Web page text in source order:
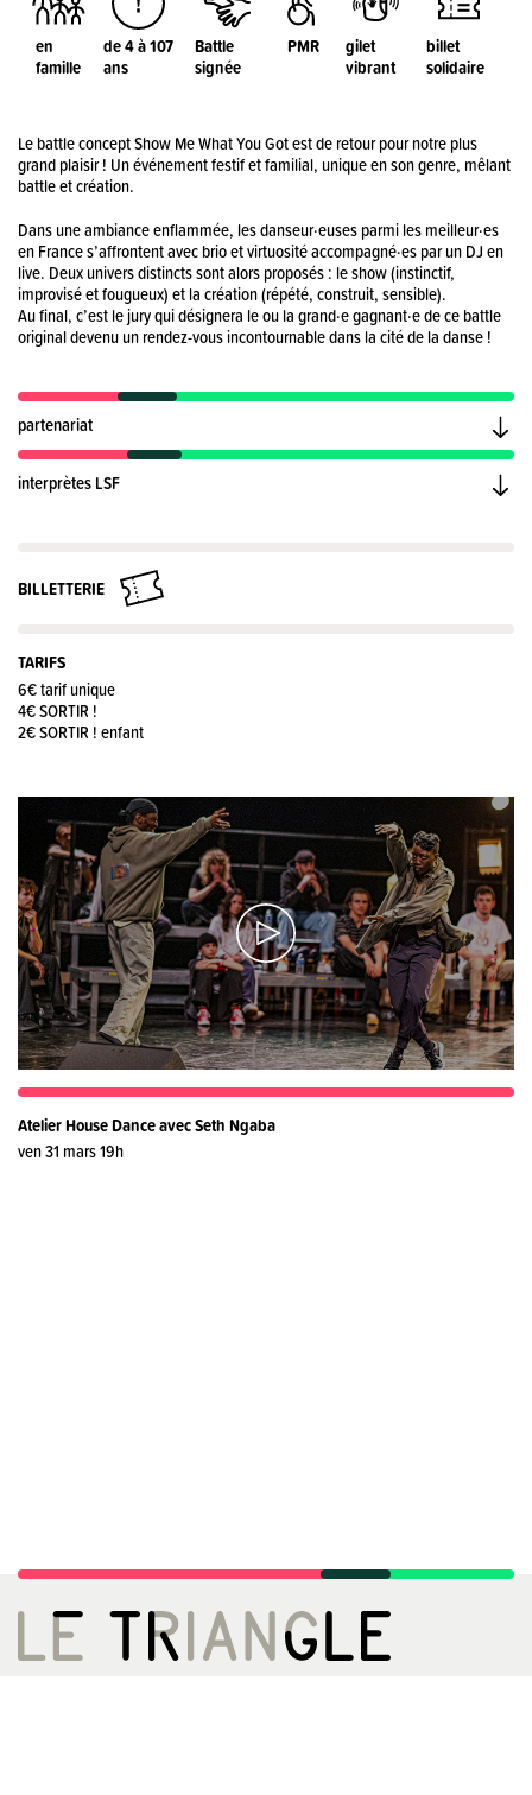
en
famille
de 4 à 107
ans
Battle
signée
PMR
gilet
vibrant
billet
solidaire
Le battle concept Show Me What You Got est de retour pour notre plus
grand plaisir ! Un événement festif et familial, unique en son genre, mêlant
battle et création.
Dans une ambiance enflammée, les danseur·euses parmi les meilleur·es
en France s’affrontent avec brio et virtuosité accompagné·es par un DJ en
live. Deux univers distincts sont alors proposés : le show (instinctif,
improvisé et fougueux) et la création (répété, construit, sensible).
Au final, c’est le jury qui désignera le ou la grand·e gagnant·e de ce battle
original devenu un rendez-vous incontournable dans la cité de la danse !
partenariat
interprètes LSF
BILLETTERIE
TARIFS
6€ tarif unique
4€ SORTIR !
2€ SORTIR ! enfant
Atelier House Dance avec Seth Ngaba
ven 31 mars 19h